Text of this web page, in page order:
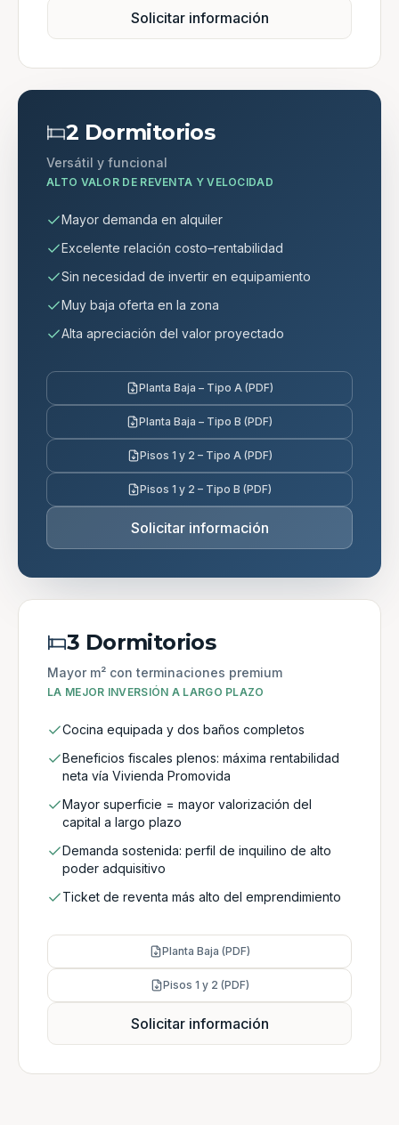
Solicitar información
2 Dormitorios
Versátil y funcional
ALTO VALOR DE REVENTA Y VELOCIDAD
Mayor demanda en alquiler
Excelente relación costo–rentabilidad
Sin necesidad de invertir en equipamiento
Muy baja oferta en la zona
Alta apreciación del valor proyectado
Planta Baja – Tipo A (PDF)
Planta Baja – Tipo B (PDF)
Pisos 1 y 2 – Tipo A (PDF)
Pisos 1 y 2 – Tipo B (PDF)
Solicitar información
3 Dormitorios
Mayor m² con terminaciones premium
LA MEJOR INVERSIÓN A LARGO PLAZO
Cocina equipada y dos baños completos
Beneficios fiscales plenos: máxima rentabilidad
neta vía Vivienda Promovida
Mayor superficie = mayor valorización del
capital a largo plazo
Demanda sostenida: perfil de inquilino de alto
poder adquisitivo
Ticket de reventa más alto del emprendimiento
Planta Baja (PDF)
Pisos 1 y 2 (PDF)
Solicitar información